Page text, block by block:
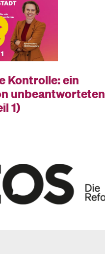
Kontrolle: ein
un­beant­worteten
1)